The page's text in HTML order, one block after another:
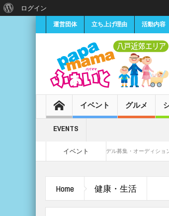
運営団体 立ち上げ理由 活動内容
イベント グルメ
EVENTS
イベント
小学生女子CMモデル募集・オーディションのお知ら
Home 健康・生活
ログイン